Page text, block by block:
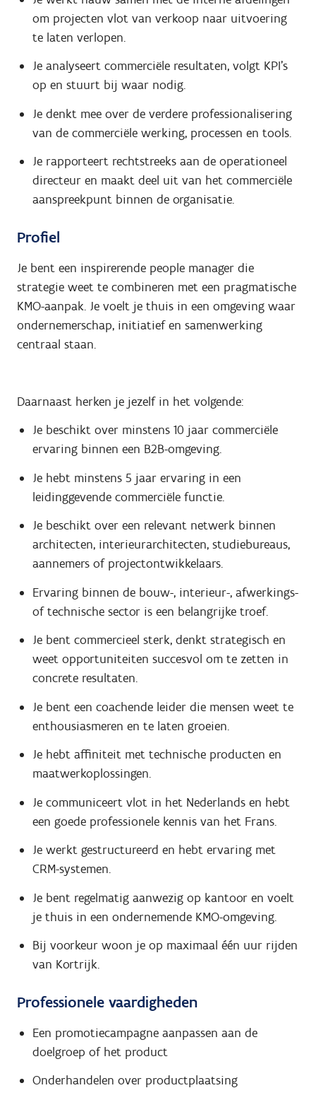
om projecten vlot van verkoop naar uitvoering
te laten verlopen.
Je analyseert commerciële resultaten, volgt KPI's
op en stuurt bij waar nodig.
Je denkt mee over de verdere professionalisering
van de commerciële werking, processen en tools.
Je rapporteert rechtstreeks aan de operationeel
directeur en maakt deel uit van het commerciële
aanspreekpunt binnen de organisatie.
Profiel
Je bent een inspirerende people manager die
strategie weet te combineren met een pragmatische
KMO-aanpak. Je voelt je thuis in een omgeving waar
ondernemerschap, initiatief en samenwerking
centraal staan.
Daarnaast herken je jezelf in het volgende:
Je beschikt over minstens 10 jaar commerciële
ervaring binnen een B2B-omgeving.
Je hebt minstens 5 jaar ervaring in een
leidinggevende commerciële functie.
Je beschikt over een relevant netwerk binnen
architecten, interieurarchitecten, studiebureaus,
aannemers of projectontwikkelaars.
Ervaring binnen de bouw-, interieur-, afwerkings-
of technische sector is een belangrijke troef.
Je bent commercieel sterk, denkt strategisch en
weet opportuniteiten succesvol om te zetten in
concrete resultaten.
Je bent een coachende leider die mensen weet te
enthousiasmeren en te laten groeien.
Je hebt affiniteit met technische producten en
maatwerkoplossingen.
Je communiceert vlot in het Nederlands en hebt
een goede professionele kennis van het Frans.
Je werkt gestructureerd en hebt ervaring met
CRM-systemen.
Je bent regelmatig aanwezig op kantoor en voelt
je thuis in een ondernemende KMO-omgeving.
Bij voorkeur woon je op maximaal één uur rijden
van Kortrijk.
Professionele vaardigheden
Een promotiecampagne aanpassen aan de
doelgroep of het product
Onderhandelen over productplaatsing